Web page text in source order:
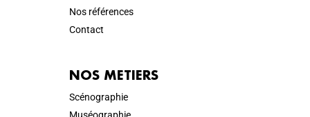
Nos références
Contact
NOS METIERS
Scénographie